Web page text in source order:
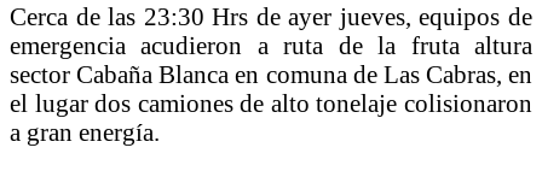
Cerca de las 23:30 Hrs de ayer jueves, equipos de
emergencia acudieron a ruta de la fruta altura
sector Cabaña Blanca en comuna de Las Cabras, en
el lugar dos camiones de alto tonelaje colisionaron
a gran energía.